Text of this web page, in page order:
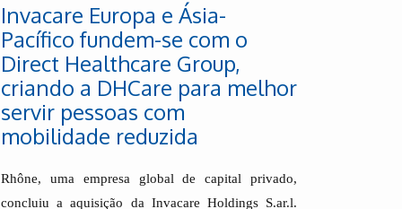
Invacare Europa e Ásia-
Pacífico fundem-se com o
Direct Healthcare Group,
criando a DHCare para melhor
servir pessoas com
mobilidade reduzida
Rhône, uma empresa global de capital privado,
concluiu a aquisição da Invacare Holdings S.ar.l.